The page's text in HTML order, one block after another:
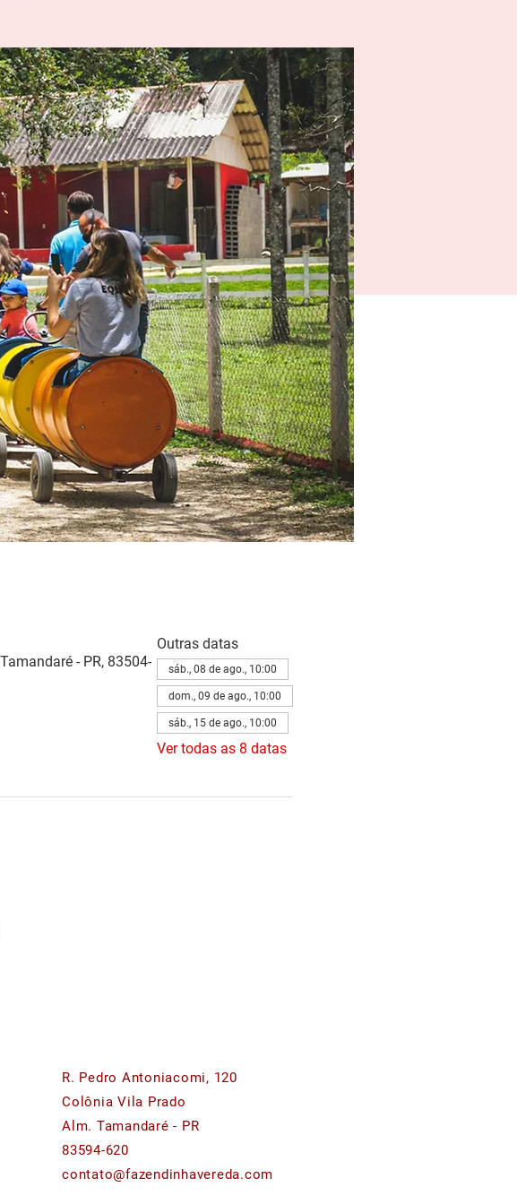
- PR, 83504-
Outras datas
sáb., 08 de ago., 10:00
dom., 09 de ago., 10:00
sáb., 15 de ago., 10:00
Ver todas as 8 datas
R. Pedro Antoniacomi, 120
Colônia Vila Prado
Alm. Tamandaré - PR
83594-620
contato@fazendinhavereda.com